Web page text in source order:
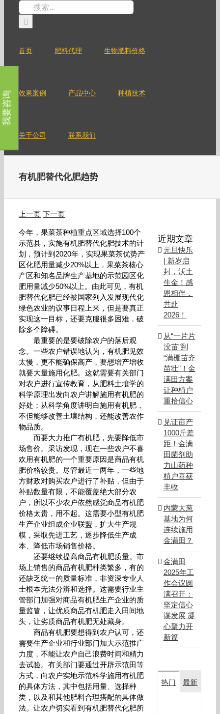
搜
索：
首页 肥料代理 生物肥料价格
效果案例 产品中心 种植技术
关于公司 联系我们
有机肥替代化肥趋势
上一页 下一页
今年，果菜茶种植重点区域选择100个
示范县，实施有机肥替代化肥技术的计
划，预计到2020年，实现果菜茶优势产
区化肥用量减少20%以上，果菜茶核心
产区和知名品牌生产基地的示范园区化
肥用量减少50%以上。由此可见，有机
肥替代化肥已经被国家列入发展现代化
绿色农业的议事日程上来，但是要真正
实现这一目标，还要克服很多困难，破
除多个障碍。
最重要的是要破除农户的落后观
念。一些农户错误地认为，有机肥见效
太慢，更不能确保高产，要想增产增收
就要大量施用化肥。这就需要有关部门
对农户进行宣传教育，从肥料土壤学的
科学原理出发向农户讲解施用有机肥的
好处；从科学角度讲明白施用有机肥，
不但能够改善土壤结构，还能改善农作
物品质。
而要大力推广有机肥，先要降低市
场售价。采访发现，现在一些农户不喜
欢用有机肥的一个重要原因是商品有机
肥价格较贵。尽管最近一两年，一些地
方财政对购买农户进行了补贴，但由于
补贴数量有限，不能覆盖绝大部分农
户，所以不少农户依然感觉商品有机肥
价格太贵，用不起。这需要小型有机肥
生产企业组成企业联盟，扩大生产规
模，采取先进工艺，逐步降低生产成
本、降低市场销售价格。
还要继续提高商品有机肥质量。市
场上销售的商品有机肥种类繁多，有的
还缺乏统一的质量标准，非资深专业人
士根本无法分辨和选择。这需要行业主
管部门加强对商品有机肥生产企业的质
量监管，让优质商品有机肥走入田间地
头，让劣质商品有机肥无处藏身。
商品有机肥要想得到农户认可，还
需要生产企业和行业部门加大示范推广
力度，不能让农户自己浪费时间和精力
去试验。有关部门要通过开辟示范田等
方式，向农户实地示范科学施用有机肥
的具体方法，其中包括用量、选择种
类，以及和其他肥料合理搭配的具体做
法。让农户切实看到有机肥替代化肥所
近期文章
元旦快乐
| 新岁启
封，沃土
生金！感
恩相伴，
共赴
2026！
从“一片片
没苗”到
“满棚苗齐
苗壮”！金
满田方案
让种植户
重拾信心
见证亩产
1000斤差
距！金满
田菌剂助
力山药种
植户喜获
丰收
内蒙大葱
基地为何
连续施用
金满田？
金满田
2025年工
作会议圆
满召开：
坚定信心
谋发展 凝
心聚力开
新篇
热门 最新
我要咨询